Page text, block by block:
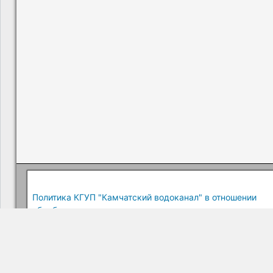
Политика КГУП "Камчатский водоканал" в отношении
обработки персональных данных